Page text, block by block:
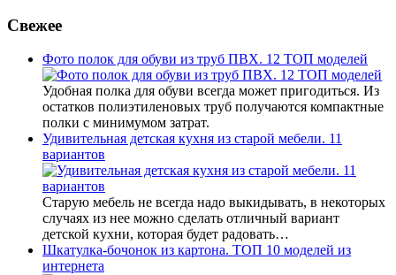
Свежее
Фото полок для обуви из труб ПВХ. 12 ТОП моделей
Удобная полка для обуви всегда может пригодиться. Из
остатков полиэтиленовых труб получаются компактные
полки с минимумом затрат.
Удивительная детская кухня из старой мебели. 11
вариантов
Старую мебель не всегда надо выкидывать, в некоторых
случаях из нее можно сделать отличный вариант
детской кухни, которая будет радовать…
Шкатулка-бочонок из картона. ТОП 10 моделей из
интернета